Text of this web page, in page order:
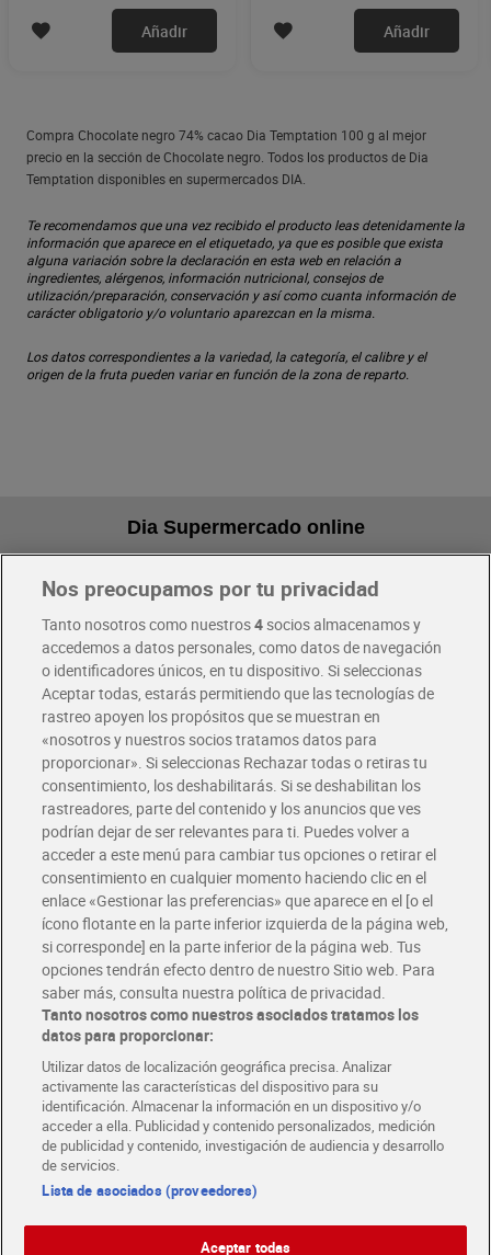
Añadir Añadir
Compra Chocolate negro 74% cacao Dia Temptation 100 g al mejor
precio en la sección de Chocolate negro. Todos los productos de Dia
Temptation disponibles en supermercados DIA.
Te recomendamos que una vez recibido el producto leas detenidamente la
información que aparece en el etiquetado, ya que es posible que exista
alguna variación sobre la declaración en esta web en relación a
ingredientes, alérgenos, información nutricional, consejos de
utilización/preparación, conservación y así como cuanta información de
carácter obligatorio y/o voluntario aparezcan en la misma.
Los datos correspondientes a la variedad, la categoría, el calibre y el
origen de la fruta pueden variar en función de la zona de reparto.
Dia Supermercado online
Pide hoy, recibe hoy
Envío gratis por compras superiores a 100€
Envío estandar por 4,99€
Glovo y Uber Eats
Solicita tu factura de Glovo o Uber Eats
Únete al CLUB Dia
Disfruta las ventajas y ofertas exclusivas.
Descárgate la APP Dia
Folletos y Tiendas
Descubre las mejores ofertas y busca tu tienda más cercana
Tarjeta MaX Dia
Te devuelve hasta 8€/mes de tus compras.
¡Solicita tu tarjeta de crédito aquí!
COMER MEJOR CADA DIA
COLABORA CON DIA ABRE TU TIENDA DIA CORPORATE
Nos preocupamos por tu privacidad
Tanto nosotros como nuestros4socios almacenamos y
accedemos a datos personales, como datos de navegación
o identificadores únicos, en tu dispositivo. Si seleccionas
Aceptar todas, estarás permitiendo que las tecnologías de
rastreo apoyen los propósitos que se muestran en
«nosotros y nuestros socios tratamos datos para
proporcionar». Si seleccionas Rechazar todas o retiras tu
consentimiento, los deshabilitarás. Si se deshabilitan los
rastreadores, parte del contenido y los anuncios que ves
podrían dejar de ser relevantes para ti. Puedes volver a
acceder a este menú para cambiar tus opciones o retirar el
consentimiento en cualquier momento haciendo clic en el
enlace «Gestionar las preferencias» que aparece en el [o el
ícono flotante en la parte inferior izquierda de la página web,
si corresponde] en la parte inferior de la página web. Tus
opciones tendrán efecto dentro de nuestro Sitio web. Para
saber más, consulta nuestra política de privacidad.
Tanto nosotros como nuestros asociados tratamos los
datos para proporcionar:
Utilizar datos de localización geográfica precisa. Analizar
activamente las características del dispositivo para su
identificación. Almacenar la información en un dispositivo y/o
acceder a ella. Publicidad y contenido personalizados, medición
de publicidad y contenido, investigación de audiencia y desarrollo
de servicios.
Lista de asociados (proveedores)
Aceptar todas